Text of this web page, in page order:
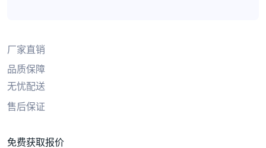
厂家直销
品质保障
无忧配送
售后保证
免费获取报价